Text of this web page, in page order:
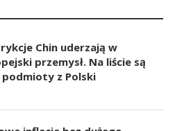
Chin uderzają w
przemysł. Na liście są
podmioty z Polski